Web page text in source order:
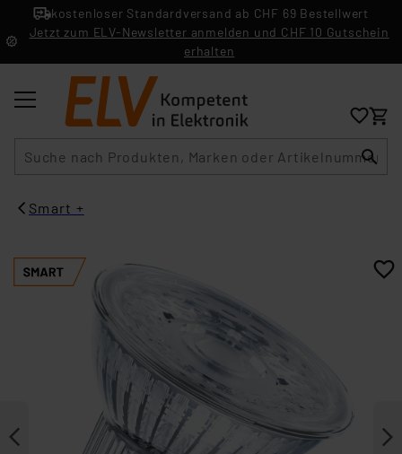
kostenloser Standardversand ab CHF 69 Bestellwert
Jetzt zum ELV-Newsletter anmelden und CHF 10 Gutschein
erhalten
Smart +